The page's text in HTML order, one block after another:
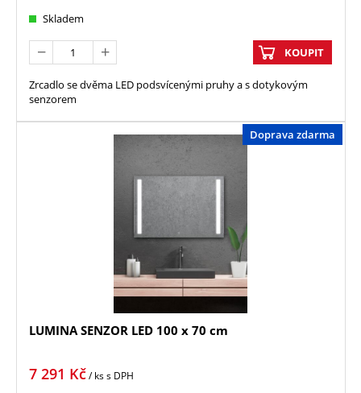
Skladem
KOUPIT
Zrcadlo se dvěma LED podsvícenými pruhy a s dotykovým
senzorem
Doprava zdarma
LUMINA SENZOR LED 100 x 70 cm
7 291 Kč/ kss DPH